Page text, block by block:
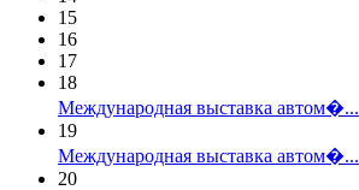
15
16
17
18
Международная выставка автом�...
19
Международная выставка автом�...
20